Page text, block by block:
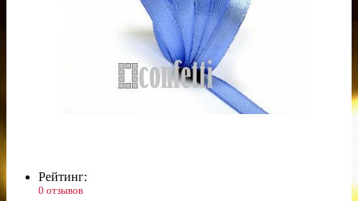
Рейтинг:
0 отзывов